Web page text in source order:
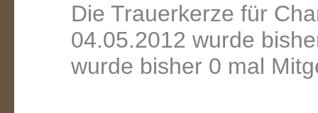
Die Trauerkerze für
04.05.2012 wurde
wurde bisher 0 mal